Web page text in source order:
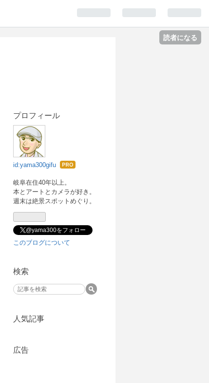
読者になる
プロフィール
id:yama300gifu はて
なブ
ログ
Pro
岐阜在住40年以上。
本とアートとカメラが好き。
週末は絶景スポットめぐり。
@yama300をフォロー
このブログについて
検索
人気記事
広告